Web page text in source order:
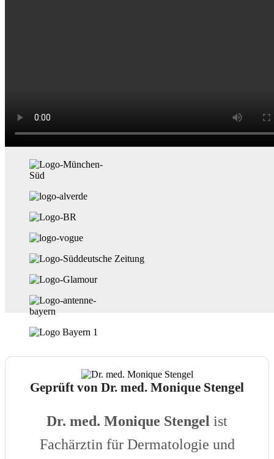
Geprüft von Dr. med. Monique Stengel
Dr. med. Monique Stengel ist
Fachärztin für Dermatologie und